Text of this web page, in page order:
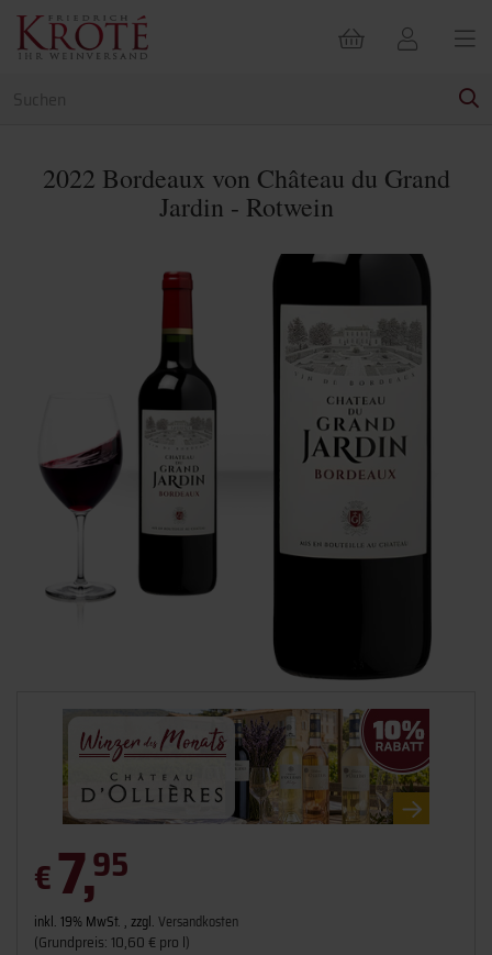
2022 Bordeaux von Château du Grand
Jardin - Rotwein
€7,95
inkl. 19% MwSt. , zzgl. Versandkosten
(Grundpreis: 10,60 € pro l)